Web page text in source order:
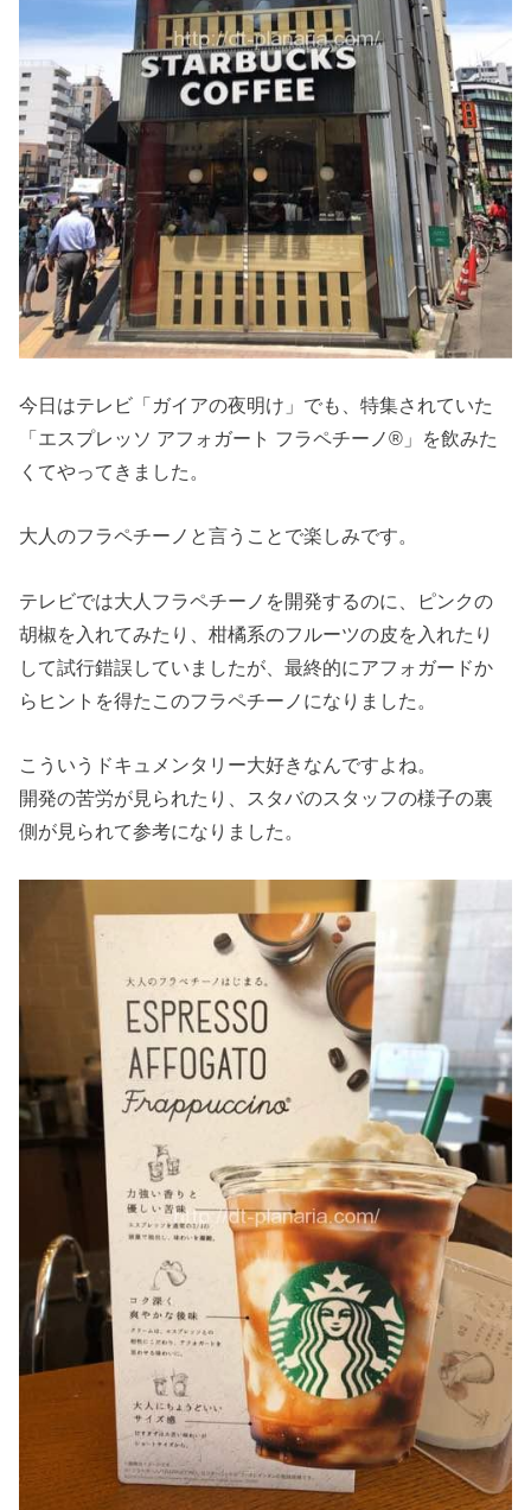
今日はテレビ「ガイアの夜明け」でも、特集されていた
「エスプレッソ アフォガート フラペチーノ®」を飲みた
くてやってきました。
大人のフラペチーノと言うことで楽しみです。
テレビでは大人フラペチーノを開発するのに、ピンクの
胡椒を入れてみたり、柑橘系のフルーツの皮を入れたり
して試行錯誤していましたが、最終的にアフォガードか
らヒントを得たこのフラペチーノになりました。
こういうドキュメンタリー大好きなんですよね。
開発の苦労が見られたり、スタバのスタッフの様子の裏
側が見られて参考になりました。